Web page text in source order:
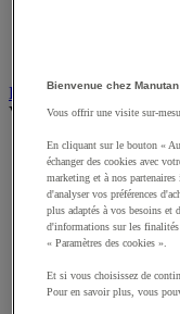
Bac
Accessoires pour
Bac à bec
Bac de rangement
Bac de transport
Bac gerbable
Bac pliant
Bac-tiroirs
Bienvenue chez Manutan
Vous offrir une visite sur-
En cliquant sur le bouton «
échanger des cookies avec
marketing et à nos
d'analyser vos préférences
plus adaptés à vos besoins
d'informations sur les
« Paramètres des cookies ».
Et si vous choisissez de
Pour en savoir plus, vous